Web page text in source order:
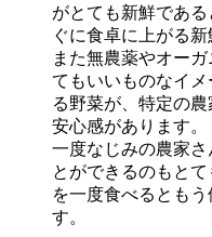
がとても新鮮であ
ぐに食卓に上がる新
また無農薬やオー
てもいいものなイメ
る野菜が、特定の
安心感があります。
一度なじみの農家
とができるのもと
を一度食べるとも
す。